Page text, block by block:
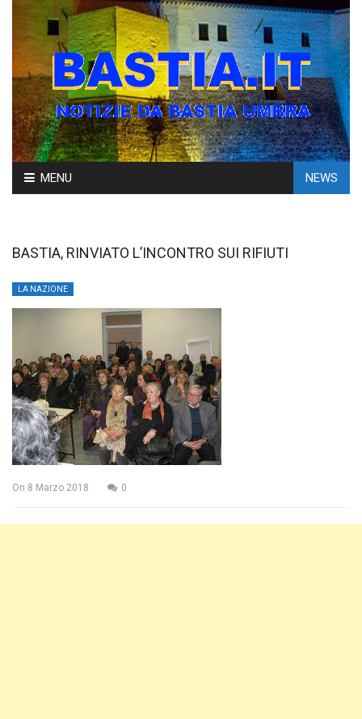
Skip
to
MENU NEWS
BASTIA, RINVIATO L’INCONTRO SUI RIFIUTI
LA NAZIONE
On 8 Marzo 2018 0